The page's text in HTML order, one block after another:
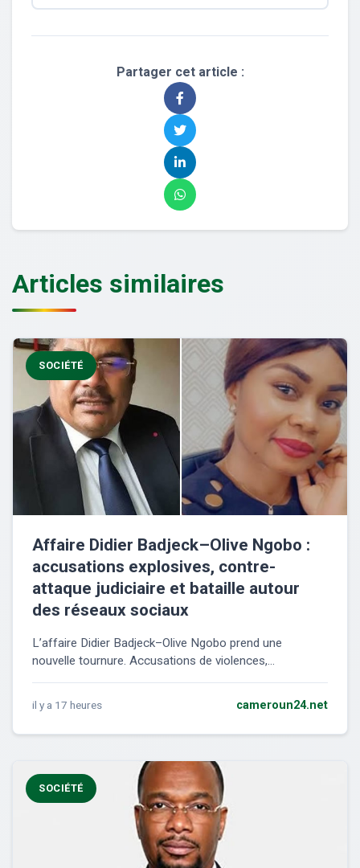
Partager cet article :
Articles similaires
SOCIÉTÉ
Affaire Didier Badjeck–Olive Ngobo :
accusations explosives, contre-
attaque judiciaire et bataille autour
des réseaux sociaux
L’affaire Didier Badjeck–Olive Ngobo prend une
nouvelle tournure. Accusations de violences,...
il y a 17 heures cameroun24.net
SOCIÉTÉ